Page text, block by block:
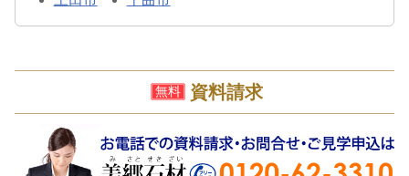
無料 資料請求